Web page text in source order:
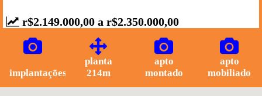
r$2.149.000,00 a r$2.350.000,00
implantações
planta
214m
apto
montado
apto
mobiliado